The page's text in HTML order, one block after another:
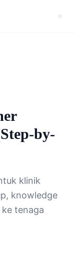
by-
klinik
knowledge
tenaga